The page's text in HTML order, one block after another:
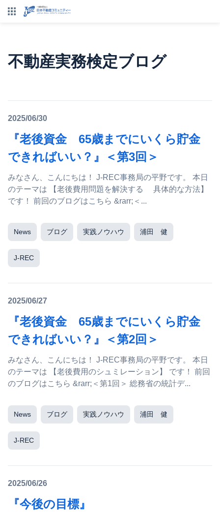
不動産実務検定ブログ
2025/06/30
『老後資金 65歳までにいくら貯金
できればいい？』＜第3回＞
みなさん、こんにちは！ J-REC事務局の平野です。 本日
のテーマは 【老後費用問題を解決する 具体的な方法】
です！ 前回のブログはこちら &rarr;＜...
News ブログ 実践ノウハウ 浦田 健
J-REC
2025/06/27
『老後資金 65歳までにいくら貯金
できればいい？』＜第2回＞
みなさん、こんにちは！ J-REC事務局の平野です。 本日
のテーマは 【老後費用のシュミレーション】 です！ 前回
のブログはこちら &rarr;＜第1回＞ 総務省の統計デ...
News ブログ 実践ノウハウ 浦田 健
J-REC
2025/06/26
『今後の目標』